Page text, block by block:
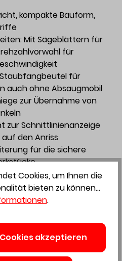
kompakte Bauform,
Mit Sägeblättern für
für
für
auch ohne Absaugmobil
zur Übernahme von
zur Schnittlinienanzeige
den Anriss
für die sichere
erhöhen den Arbeitstisch
die Höhe des Systainers
SYS 1
mit voreingestellten
oder ganz individuell
Cookies, um Ihnen die
bieten zu können...
.
akzeptieren